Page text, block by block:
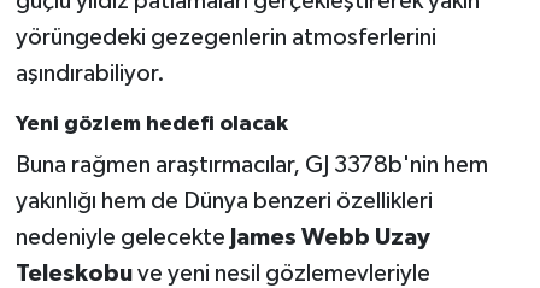
yörüngedeki gezegenlerin atmosferlerini
aşındırabiliyor.
Yeni gözlem hedefi olacak
Buna rağmen araştırmacılar, GJ 3378b'nin hem
yakınlığı hem de Dünya benzeri özellikleri
nedeniyle gelecekte James Webb Uzay
Teleskobuve yeni nesil gözlemevleriyle